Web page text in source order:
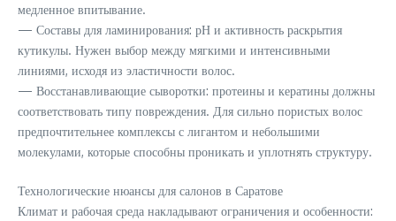
медленное впитывание.
— Составы для ламинирования: рН и активность раскрытия
кутикулы. Нужен выбор между мягкими и интенсивными
линиями, исходя из эластичности волос.
— Восстанавливающие сыворотки: протеины и кератины должны
соответствовать типу повреждения. Для сильно пористых волос
предпочтительнее комплексы с лигантом и небольшими
молекулами, которые способны проникать и уплотнять структуру.
Технологические нюансы для салонов в Саратове
Климат и рабочая среда накладывают ограничения и особенности: